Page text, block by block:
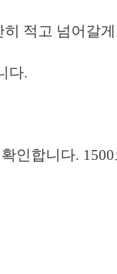
적고 넘어갈
다.
인합니다.